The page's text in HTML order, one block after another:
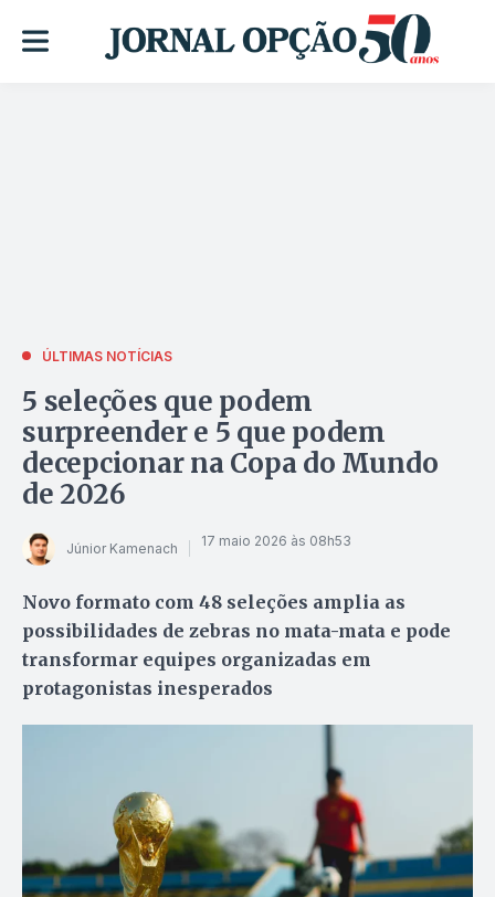
ÚLTIMAS NOTÍCIAS
5 seleções que podem
surpreender e 5 que podem
decepcionar na Copa do Mundo
de 2026
Júnior Kamenach 17 maio 2026 às 08h53
Novo formato com 48 seleções amplia as
possibilidades de zebras no mata-mata e pode
transformar equipes organizadas em
protagonistas inesperados